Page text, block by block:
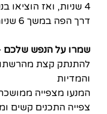
4 שניות, ואז הוציאו
דרך הפה במשך 6 שניות.
שמרו על הנפש שלכם
להתנתק קצת
והמדיות
המנעו מצפייה
צפייה התכנים קשים